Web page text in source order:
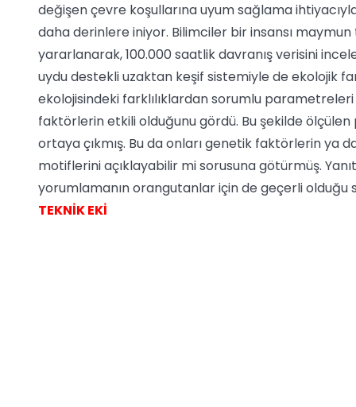
değişen çevre koşullarına uyum sağlama
daha derinlere iniyor. Bilimciler bir insansı
yararlanarak, 100.000 saatlik davranış verisini
uydu destekli uzaktan keşif sistemiyle de ekolojik
ekolojisindeki farklılıklardan sorumlu
faktörlerin etkili olduğunu gördü. Bu şekilde
ortaya çıkmış. Bu da onları genetik faktörlerin ya
motiflerini açıklayabilir mi sorusuna götürmüş.
yorumlamanın orangutanlar için de geçerli olduğu
TEKNİK EKİ